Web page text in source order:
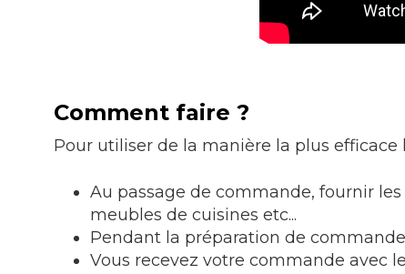
Comment faire ?
Pour utiliser de la manière la plus
Au passage de commande, fournir
meubles de cuisines etc...
Pendant la préparation de
Vous recevez votre commande avec